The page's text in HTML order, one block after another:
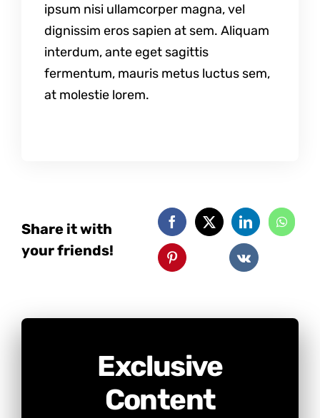
ipsum nisi ullamcorper magna, vel
dignissim eros sapien at sem. Aliquam
interdum, ante eget sagittis
fermentum, mauris metus luctus sem,
at molestie lorem.
Share it with
your friends!
Exclusive
Content